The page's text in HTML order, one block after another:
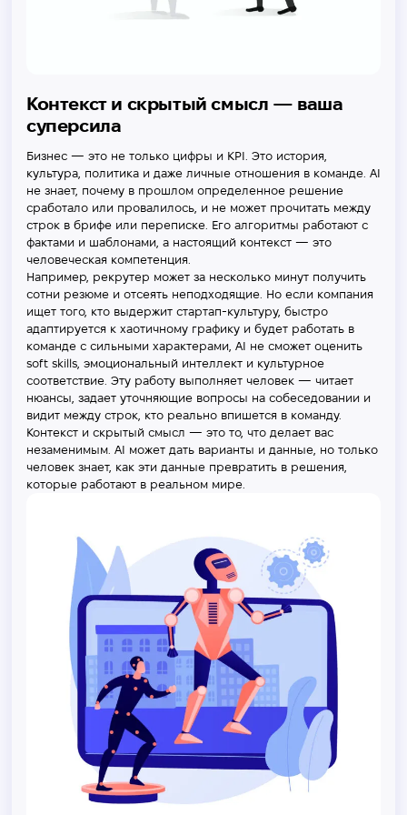
Контекст и скрытый смысл — ваша
суперсила
Бизнес — это не только цифры и KPI. Это история,
культура, политика и даже личные отношения в команде. AI
не знает, почему в прошлом определенное решение
сработало или провалилось, и не может прочитать между
строк в брифе или переписке. Его алгоритмы работают с
фактами и шаблонами, а настоящий контекст — это
человеческая компетенция.
Например, рекрутер может за несколько минут получить
сотни резюме и отсеять неподходящие. Но если компания
ищет того, кто выдержит стартап-культуру, быстро
адаптируется к хаотичному графику и будет работать в
команде с сильными характерами, AI не сможет оценить
soft skills, эмоциональный интеллект и культурное
соответствие. Эту работу выполняет человек — читает
нюансы, задает уточняющие вопросы на собеседовании и
видит между строк, кто реально впишется в команду.
Контекст и скрытый смысл — это то, что делает вас
незаменимым. AI может дать варианты и данные, но только
человек знает, как эти данные превратить в решения,
которые работают в реальном мире.